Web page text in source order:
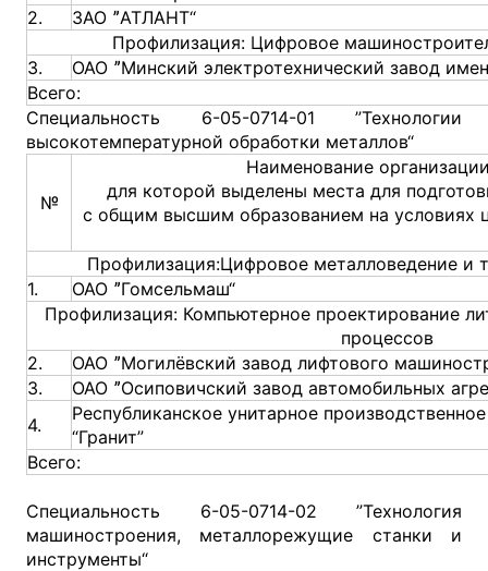
2.
ЗАО ˮАТЛАНТ“
Профилизация: Цифровое
3.
ОАО ˮМинский электротехнический завод
Всего:
Специальность 6-05-0714-01 ”Технологии
высокотемпературной обработки металлов“
№
Наименование
для которой выделены места для
с общим высшим образованием на условиях
Профилизация:Цифровое металловедение и
1.
ОАО ˮГомсельмаш“
Профилизация: Компьютерное проектирование
процессов
2.
ОАО ˮМогилёвский завод лифтового
3.
ОАО ˮОсиповичский завод автомобильных
4.
Республиканское унитарное
“Гранит”
Всего:
Специальность 6-05-0714-02 ”Технология
машиностроения, металлорежущие станки и
инструменты“